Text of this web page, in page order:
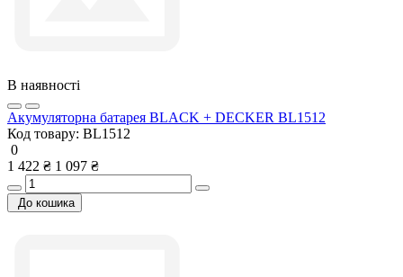
В наявності
Акумуляторна батарея BLACK + DECKER BL1512
Код товару: BL1512
0
1 422 ₴ 1 097 ₴
До кошика